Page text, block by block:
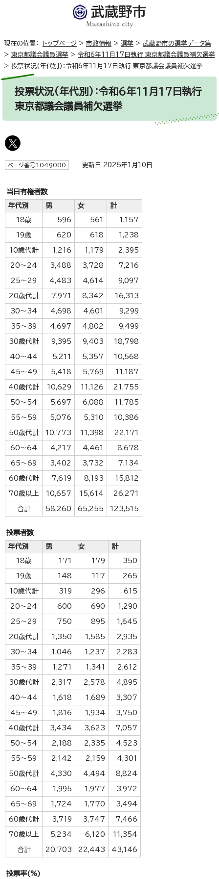
現在の位置： トップページ > 市政情報 > 選挙 > 武蔵野市の選挙データ集
> 東京都議会議員選挙 > 令和6年11月17日執行 東京都議会議員補欠選挙
> 投票状況(年代別)：令和6年11月17日執行 東京都議会議員補欠選挙
投票状況(年代別)：令和6年11月17日執行
東京都議会議員補欠選挙
ページ番号1049080 更新日 2025年1月10日
当日有権者数
年代別 男 女 計
18歳 596 561 1,157
19歳 620 618 1,238
10歳代計 1,216 1,179 2,395
20～24 3,488 3,728 7,216
25～29 4,483 4,614 9,097
20歳代計 7,971 8,342 16,313
30～34 4,698 4,601 9,299
35～39 4,697 4,802 9,499
30歳代計 9,395 9,403 18,798
40～44 5,211 5,357 10,568
45～49 5,418 5,769 11,187
40歳代計 10,629 11,126 21,755
50～54 5,697 6,088 11,785
55～59 5,076 5,310 10,386
50歳代計 10,773 11,398 22,171
60～64 4,217 4,461 8,678
65～69 3,402 3,732 7,134
60歳代計 7,619 8,193 15,812
70歳以上 10,657 15,614 26,271
合計 58,260 65,255 123,515
投票者数
年代別 男 女 計
18歳 171 179 350
19歳 148 117 265
10歳代計 319 296 615
20～24 600 690 1,290
25～29 750 895 1,645
20歳代計 1,350 1,585 2,935
30～34 1,046 1,237 2,283
35～39 1,271 1,341 2,612
30歳代計 2,317 2,578 4,895
40～44 1,618 1,689 3,307
45～49 1,816 1,934 3,750
40歳代計 3,434 3,623 7,057
50～54 2,188 2,335 4,523
55～59 2,142 2,159 4,301
50歳代計 4,330 4,494 8,824
60～64 1,995 1,977 3,972
65～69 1,724 1,770 3,494
60歳代計 3,719 3,747 7,466
70歳以上 5,234 6,120 11,354
合計 20,703 22,443 43,146
投票率(%)